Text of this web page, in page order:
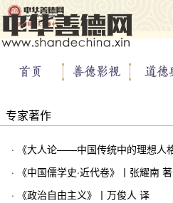
专家著作
· 《大人论——中国传统中的理想人
· 《中国儒学史·近代卷》丨张耀南 著
· 《政治自由主义》丨万俊人 译